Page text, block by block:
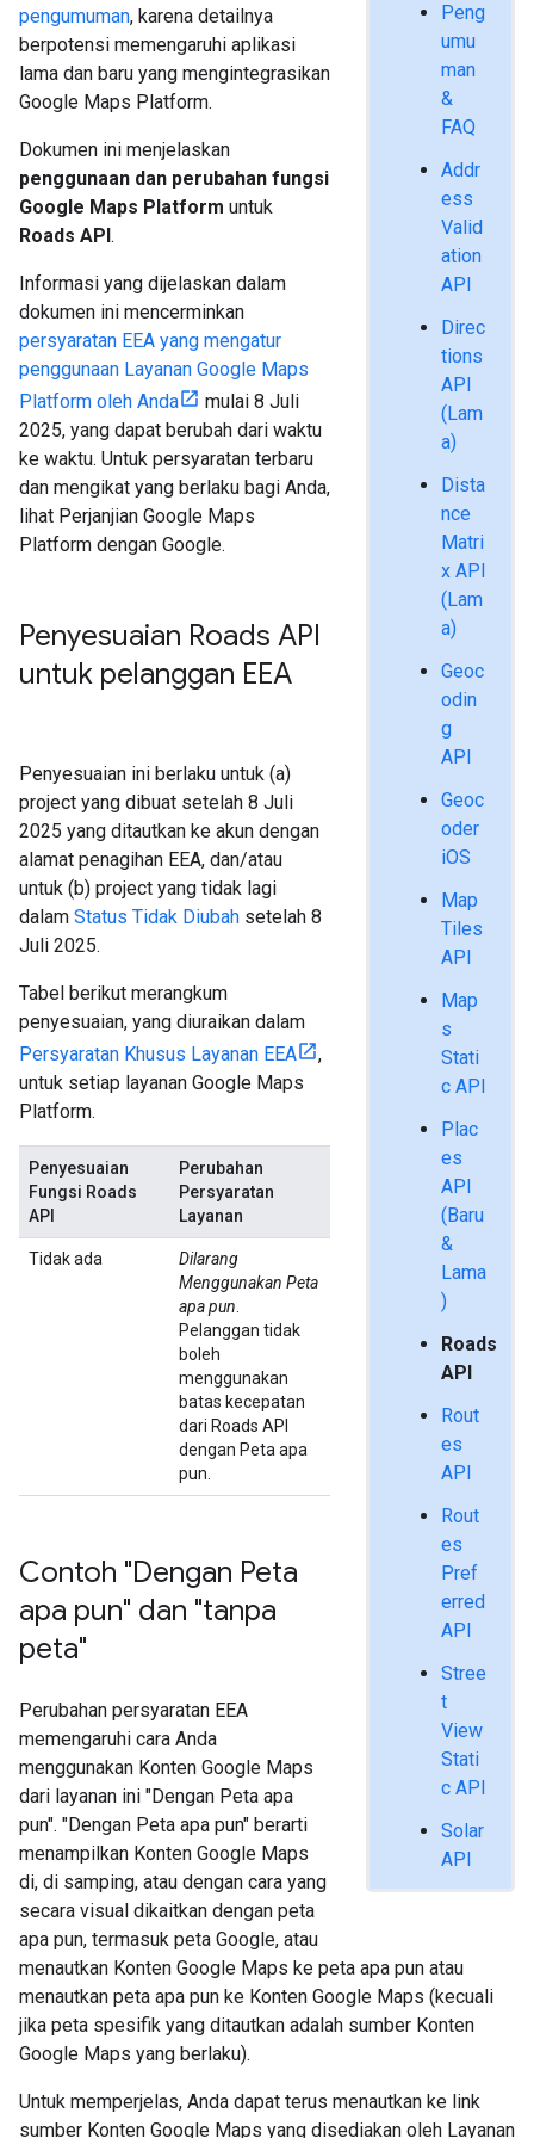
Peng
umu
man
&
FAQ
Addr
ess
Valid
ation
API
Direc
tions
API
(Lam
a)
Dista
nce
Matri
x API
(Lam
a)
Geoc
odin
g
API
Geoc
oder
iOS
Map
Tiles
API
Map
s
Stati
c API
Plac
es
API
(Baru
&
Lama
)
Roads
API
Rout
es
API
Rout
es
Pref
erred
API
Stree
t
View
Stati
c API
Solar
API
pengumuman, karena detailnya
berpotensi memengaruhi aplikasi
lama dan baru yang mengintegrasikan
Google Maps Platform.
Dokumen ini menjelaskan
penggunaan dan perubahan fungsi
Google Maps Platform untuk
Roads API.
Informasi yang dijelaskan dalam
dokumen ini mencerminkan
persyaratan EEA yang mengatur
penggunaan Layanan Google Maps
Platform oleh Anda
mulai 8 Juli
2025, yang dapat berubah dari waktu
ke waktu. Untuk persyaratan terbaru
dan mengikat yang berlaku bagi Anda,
lihat Perjanjian Google Maps
Platform dengan Google.
Penyesuaian Roads API
untuk pelanggan EEA
Penyesuaian ini berlaku untuk (a)
project yang dibuat setelah 8 Juli
2025 yang ditautkan ke akun dengan
alamat penagihan EEA, dan/atau
untuk (b) project yang tidak lagi
dalam Status Tidak Diubah setelah 8
Juli 2025.
Tabel berikut merangkum
penyesuaian, yang diuraikan dalam
Persyaratan Khusus Layanan EEA
,
untuk setiap layanan Google Maps
Platform.
Penyesuaian
Fungsi Roads
API
Perubahan
Persyaratan
Layanan
Tidak ada
Dilarang
Menggunakan Peta
apa pun
Pelanggan tidak
boleh
menggunakan
batas kecepatan
dari Roads API
dengan Peta apa
pun.
Contoh "Dengan Peta
apa pun" dan "tanpa
peta"
Perubahan persyaratan EEA
memengaruhi cara Anda
menggunakan Konten Google Maps
dari layanan ini "Dengan Peta apa
pun". "Dengan Peta apa pun" berarti
menampilkan Konten Google Maps
di, di samping, atau dengan cara yang
secara visual dikaitkan dengan peta
apa pun, termasuk peta Google, atau
menautkan Konten Google Maps ke peta apa pun atau
menautkan peta apa pun ke Konten Google Maps (kecuali
jika peta spesifik yang ditautkan adalah sumber Konten
Google Maps yang berlaku).
Untuk memperjelas, Anda dapat terus menautkan ke link
sumber Konten Google Maps yang disediakan oleh Layanan